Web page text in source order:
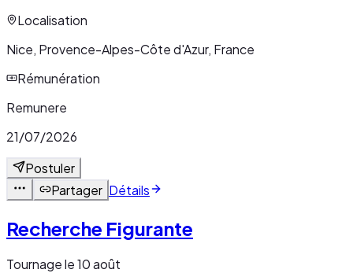
Localisation
Nice, Provence-Alpes-Côte d'Azur, France
Rémunération
Remunere
21/07/2026
Postuler
Partager Détails
Recherche Figurante
Tournage le 10 août